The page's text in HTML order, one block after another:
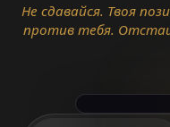
Не сдавайся. Твоя
против тебя.